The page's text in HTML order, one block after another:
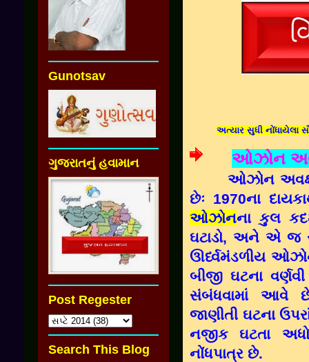
અત્યાર સુધી નોંધાયેલા
ઓઝોન
ઓઝોન
છેઃ 1970ના
ઓઝોનના કુલ
ઘટાડો, અને એ જ
ઊર્ધ્વમંડળીય
બીજી ઘટના
સંબંધવામાં આવે
જાણીતી ઘટના
નજીક ઘટતા
નોંધપાત્ર છે.
Gunotsav
ગુજરાતનું હવામાન
Post Regester
Search This Blog